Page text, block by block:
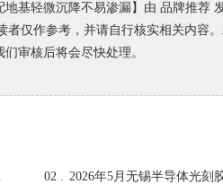
地基轻微沉降不易渗漏】由 品牌推荐
仅作参考，并请自行核实相关内容
们审核后将会尽快处理。
产业 02 .